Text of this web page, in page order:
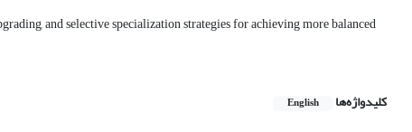
and selective specialization strategies for achieving more balanced
کلیدواژه‌ها English